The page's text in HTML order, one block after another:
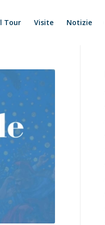
Tour Visite Notizie